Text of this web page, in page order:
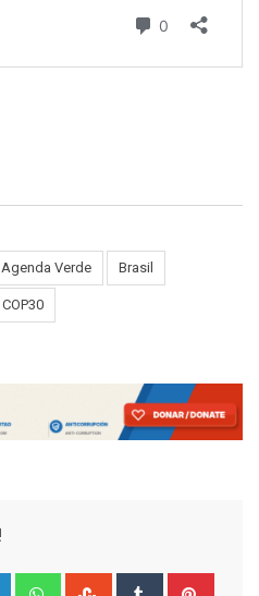
Agenda Verde Brasil
COP30
LinkedIn WhatsappStumbleUpon
Tumblr